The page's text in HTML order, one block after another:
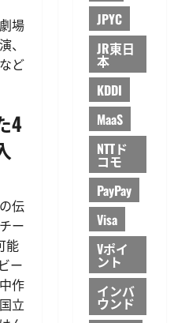
場
、
ど
4
伝
ー
能
ー
作
立
JPYC
JR東日
本
KDDI
MaaS
NTTド
コモ
PayPay
Visa
Vポイ
ント
インバ
ウンド